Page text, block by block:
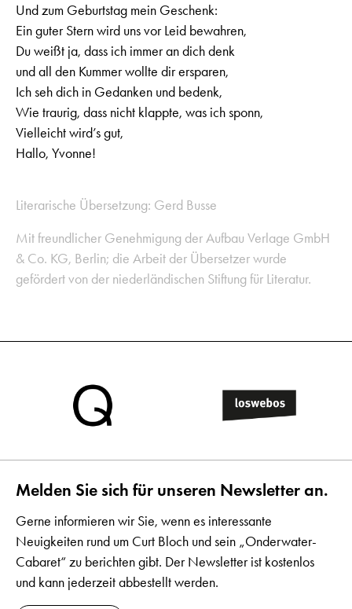
Und zum Geburtstag mein Geschenk:
Ein guter Stern wird uns vor Leid bewahren,
Du weißt ja, dass ich immer an dich denk
und all den Kummer wollte dir ersparen,
Ich seh dich in Gedanken und bedenk,
Wie traurig, dass nicht klappte, was ich sponn,
Vielleicht wird’s gut,
Hallo, Yvonne!
Literarische Übersetzung: Gerd Busse
Mit freundlicher Genehmigung der Aufbau Verlage GmbH
& Co. KG, Berlin; die Arbeit der Übersetzer wurde
gefördert von der niederländischen Stiftung für Literatur.
Melden Sie sich für unseren Newsletter an.
Gerne informieren wir Sie, wenn es interessante
Neuigkeiten rund um Curt Bloch und sein „Onderwater-
Cabaret“ zu berichten gibt. Der Newsletter ist kostenlos
und kann jederzeit abbestellt werden.